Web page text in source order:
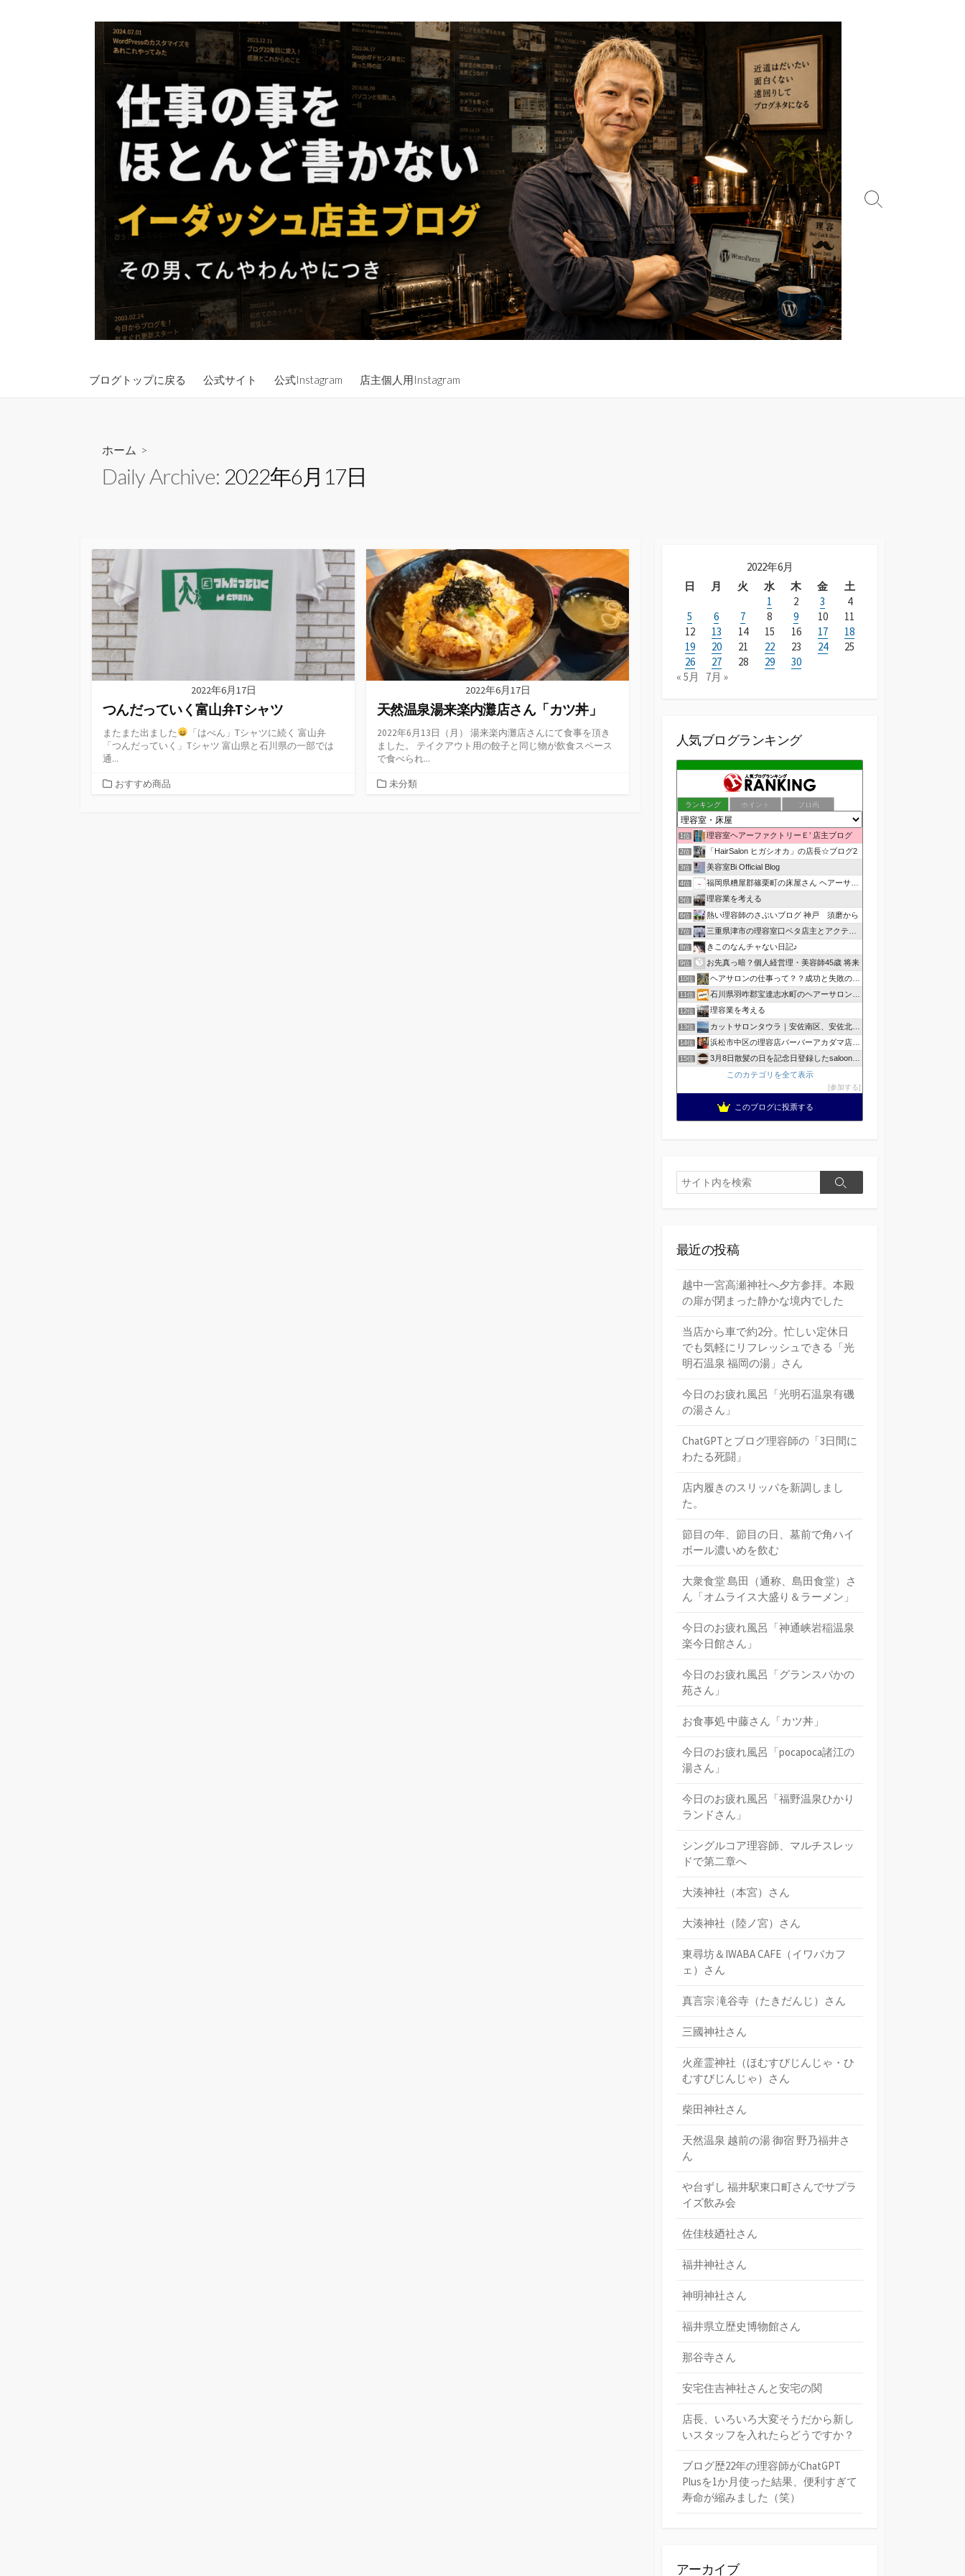
ブログトップに戻る 公式サイト 公式Instagram 店主個人用Instagram
検
ホーム >
Daily Archive: 2022年6月17日
2022年6月17日
つんだっていく富山弁Tシャツ
またまた出ました
「はべん」Tシャツに続く 富山弁
「つんだっていく」Tシャツ 富山県と石川県の一部では
通...
カおすすめ商品
2022年6月17日
天然温泉湯来楽内灘店さん「カツ丼」
2022年6月13日（月） 湯来楽内灘店さんにて食事を頂き
ました。 テイクアウト用の餃子と同じ物が飲食スペース
で食べられ...
カ未分類
2022年6月
日
月 火 水 木 金
土
1
2 3
4
5
6 7 8 9 10
11
12
13 14 15 16 17
18
19
20 21 22 23 24
25
26
27 28 29
30
« 5月
7月 »
人気ブログランキング
ランキング ポイント ブロ画
1位 理容室ヘアーファクトリーＥ’ 店主ブログ
2位 「HairSalon ヒガシオカ」の店長☆ブログ2
3位 美容室Bi Official Blog
4位 福岡県糟屋郡篠栗町の床屋さん ヘアーサロン１２３公式ブログ
5位 理容業を考える
6位 熱い理容師のさぶいブログ 神戸 須磨から
7位 三重県津市の理容室口ベタ店主とアクティブ嫁のblog
8位 きこのなんチャない日記♪
9位 お先真っ暗？個人経営理・美容師45歳 将来
10位 ヘアサロンの仕事って？？成功と失敗の覚悟！
11位 石川県羽咋郡宝達志水町のヘアーサロン ホープヘアーズ
12位 理容業を考える
13位 カットサロンタウラ｜安佐南区、安佐北区の理美容院
14位 浜松市中区の理容店バーバーアカダマ店主が書く
15位
3月8日散髪の日を記念日登録したsaloonhair
このカテゴリを全て表示
参加する
このブログに投票する
検
索
検
最近の投稿
越中一宮高瀬神社へ夕方参拝。本殿
の扉が閉まった静かな境内でした
当店から車で約2分。忙しい定休日
でも気軽にリフレッシュできる「光
明石温泉 福岡の湯」さん
今日のお疲れ風呂「光明石温泉有磯
の湯さん」
ChatGPTとブログ理容師の「3日間に
わたる死闘」
店内履きのスリッパを新調しまし
た。
節目の年、節目の日、墓前で角ハイ
ボール濃いめを飲む
大衆食堂 島田（通称、島田食堂）さ
ん「オムライス大盛り＆ラーメン」
今日のお疲れ風呂「神通峡岩稲温泉
楽今日館さん」
今日のお疲れ風呂「グランスパかの
苑さん」
お食事処 中藤さん「カツ丼」
今日のお疲れ風呂「pocapoca諸江の
湯さん」
今日のお疲れ風呂「福野温泉ひかり
ランドさん」
シングルコア理容師、マルチスレッ
ドで第二章へ
大湊神社（本宮）さん
大湊神社（陸ノ宮）さん
東尋坊＆IWABA CAFE（イワバカフ
ェ）さん
真言宗 滝谷寺（たきだんじ）さん
三國神社さん
火産霊神社（ほむすびじんじゃ・ひ
むすびじんじゃ）さん
柴田神社さん
天然温泉 越前の湯 御宿 野乃福井さ
ん
や台ずし 福井駅東口町さんでサプラ
イズ飲み会
佐佳枝廼社さん
福井神社さん
神明神社さん
福井県立歴史博物館さん
那谷寺さん
安宅住吉神社さんと安宅の関
店長、いろいろ大変そうだから新し
いスタッフを入れたらどうですか？
ブログ歴22年の理容師がChatGPT
Plusを1か月使った結果、便利すぎて
寿命が縮みました（笑）
アーカイブ